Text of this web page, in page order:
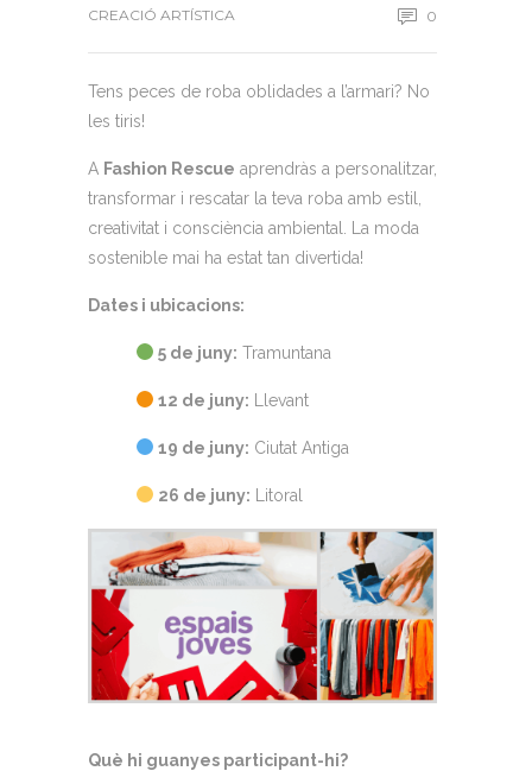
CREACIÓ ARTÍSTICA 0
Tens peces de roba oblidades a l’armari? No
les tiris!
A Fashion Rescue aprendràs a personalitzar,
transformar i rescatar la teva roba amb estil,
creativitat i consciència ambiental. La moda
sostenible mai ha estat tan divertida!
Dates i ubicacions:
5 de juny: Tramuntana
12 de juny: Llevant
19 de juny: Ciutat Antiga
26 de juny: Litoral
Què hi guanyes participant-hi?